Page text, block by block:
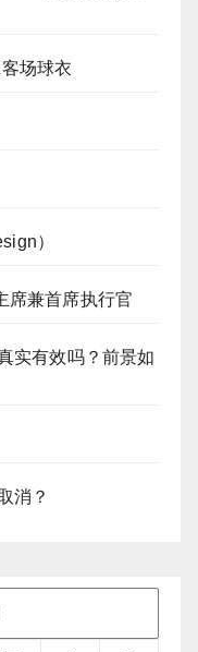
场球衣
）
席兼首席执行官
实有效吗？前景如
消？